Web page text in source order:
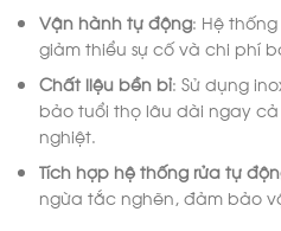
Vận hành tự động: Hệ
giảm thiểu sự cố và chi phí
Chất liệu bền bỉ: Sử dụng
bảo tuổi thọ lâu dài ngay
nghiệt.
Tích hợp hệ thống rửa tự
ngừa tắc nghẽn, đảm bảo